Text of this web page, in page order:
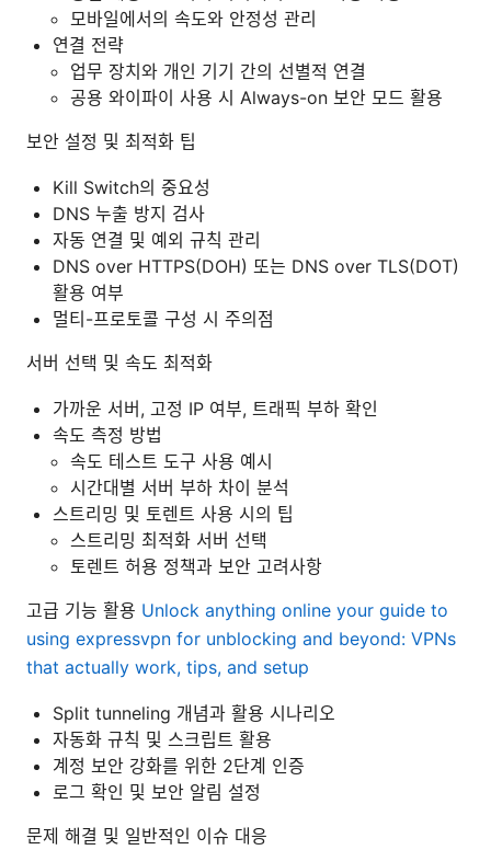
모바일에서의 속도와 안정성 관리
연결 전략
업무 장치와 개인 기기 간의 선별적 연결
공용 와이파이 사용 시 Always-on 보안 모드 활용
보안 설정 및 최적화 팁
Kill Switch의 중요성
DNS 누출 방지 검사
자동 연결 및 예외 규칙 관리
DNS over HTTPS(DOH) 또는 DNS over TLS(DOT)
활용 여부
멀티-프로토콜 구성 시 주의점
서버 선택 및 속도 최적화
가까운 서버, 고정 IP 여부, 트래픽 부하 확인
속도 측정 방법
속도 테스트 도구 사용 예시
시간대별 서버 부하 차이 분석
스트리밍 및 토렌트 사용 시의 팁
스트리밍 최적화 서버 선택
토렌트 허용 정책과 보안 고려사항
고급 기능 활용 Unlock anything online your guide to
using expressvpn for unblocking and beyond: VPNs
that actually work, tips, and setup
Split tunneling 개념과 활용 시나리오
자동화 규칙 및 스크립트 활용
계정 보안 강화를 위한 2단계 인증
로그 확인 및 보안 알림 설정
문제 해결 및 일반적인 이슈 대응